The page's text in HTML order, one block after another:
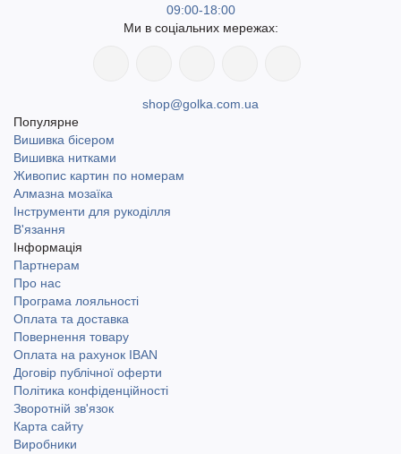
09:00-18:00
Ми в соціальних мережах:
shop@golka.com.ua
Популярне
Вишивка бісером
Вишивка нитками
Живопис картин по номерам
Алмазна мозаїка
Інструменти для рукоділля
В'язання
Інформація
Партнерам
Про нас
Програма лояльності
Оплата та доставка
Повернення товару
Оплата на рахунок IBAN
Договір публічної оферти
Політика конфіденційності
Зворотній зв'язок
Карта сайту
Виробники